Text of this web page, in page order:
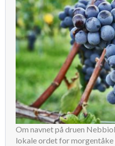
Om navnet på druen
lokale ordet for morgentåke